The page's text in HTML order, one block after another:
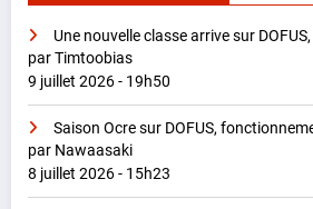
Une nouvelle classe arrive sur
par Timtoobias
9 juillet 2026 - 19h50
Saison Ocre sur DOFUS,
par Nawaasaki
8 juillet 2026 - 15h23